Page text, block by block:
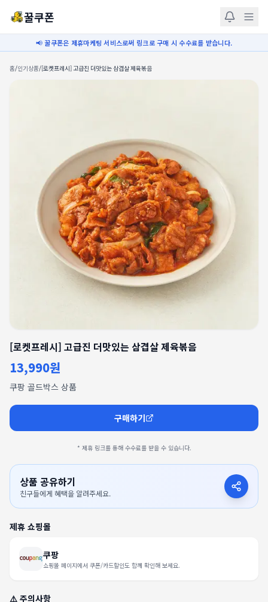
꿀쿠폰
📢 꿀쿠폰은 제휴마케팅 서비스로써 링크로 구매 시 수수료를 받습니다.
홈/인기상품/[로켓프레시] 고급진 더맛있는 삼겹살 제육볶음
[로켓프레시] 고급진 더맛있는 삼겹살 제육볶음
13,990원
쿠팡 골드박스 상품
구매하기
* 제휴 링크를 통해 수수료를 받을 수 있습니다.
상품 공유하기
친구들에게 혜택을 알려주세요.
제휴 쇼핑몰
쿠팡
쇼핑몰 페이지에서 쿠폰/카드할인도 함께 확인해 보세요.
⚠️ 주의사항